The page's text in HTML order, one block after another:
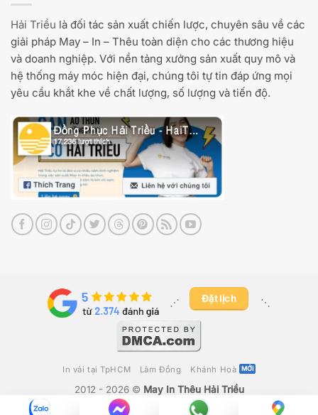
Hải Triều là đối tác sản xuất chiến lược, chuyên sâu về các
giải pháp May – In – Thêu toàn diện cho các thương hiệu
và doanh nghiệp. Với nền tảng xưởng sản xuất quy mô và
hệ thống máy móc hiện đại, chúng tôi tự tin đáp ứng mọi
yêu cầu khắt khe về chất lượng, số lượng và tiến độ.
⋰ ​ Đặt lịch ⋱
In vải tại TpHCM Lâm Đồng Khánh Hoà
2012 - 2026 © May In Thêu Hải Triều
Công Ty TNHH Fika Việt Nam
– GPKD Số 0316280392 Do Sở Kế